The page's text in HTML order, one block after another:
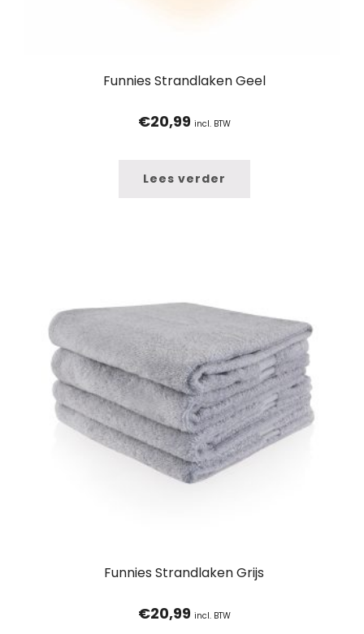
Funnies Strandlaken Geel
€20,99 incl. BTW
Lees verder
Funnies Strandlaken Grijs
€20,99 incl. BTW